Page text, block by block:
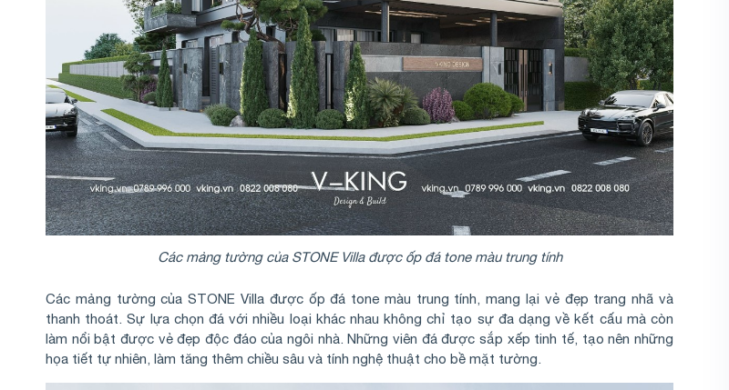
Các mảng tường của STONE Villa được ốp đá tone màu trung tính
Các mảng tường của STONE Villa được ốp đá tone màu trung tính, mang lại vẻ đẹp trang nhã và
thanh thoát. Sự lựa chọn đá với nhiều loại khác nhau không chỉ tạo sự đa dạng về kết cấu mà còn
làm nổi bật được vẻ đẹp độc đáo của ngôi nhà. Những viên đá được sắp xếp tinh tế, tạo nên những
họa tiết tự nhiên, làm tăng thêm chiều sâu và tính nghệ thuật cho bề mặt tường.